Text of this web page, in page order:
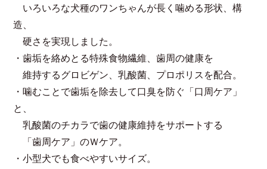
いろいろな犬種のワンちゃんが長く噛める形状、構
造、
硬さを実現しました。
・歯垢を絡めとる特殊食物繊維、歯周の健康を
維持するグロビゲン、乳酸菌、プロポリスを配合。
・噛むことで歯垢を除去して口臭を防ぐ「口周ケア」
と、
乳酸菌のチカラで歯の健康維持をサポートする
「歯周ケア」のＷケア。
・小型犬でも食べやすいサイズ。